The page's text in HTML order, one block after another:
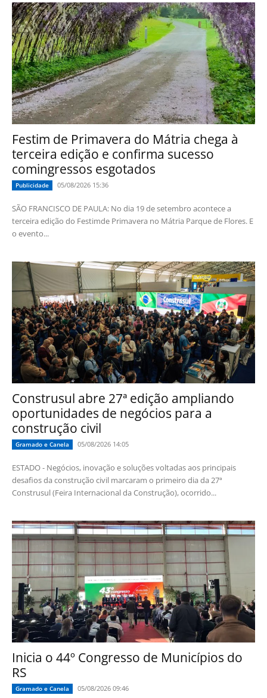
Festim de Primavera do Mátria chega à
terceira edição e confirma sucesso
comingressos esgotados
Publicidade 05/08/2026 15:36
SÃO FRANCISCO DE PAULA: No dia 19 de setembro acontece a
terceira edição do Festimde Primavera no Mátria Parque de Flores. E
o evento...
Construsul abre 27ª edição ampliando
oportunidades de negócios para a
construção civil
Gramado e Canela 05/08/2026 14:05
ESTADO - Negócios, inovação e soluções voltadas aos principais
desafios da construção civil marcaram o primeiro dia da 27ª
Construsul (Feira Internacional da Construção), ocorrido...
Inicia o 44º Congresso de Municípios do
RS
Gramado e Canela 05/08/2026 09:46